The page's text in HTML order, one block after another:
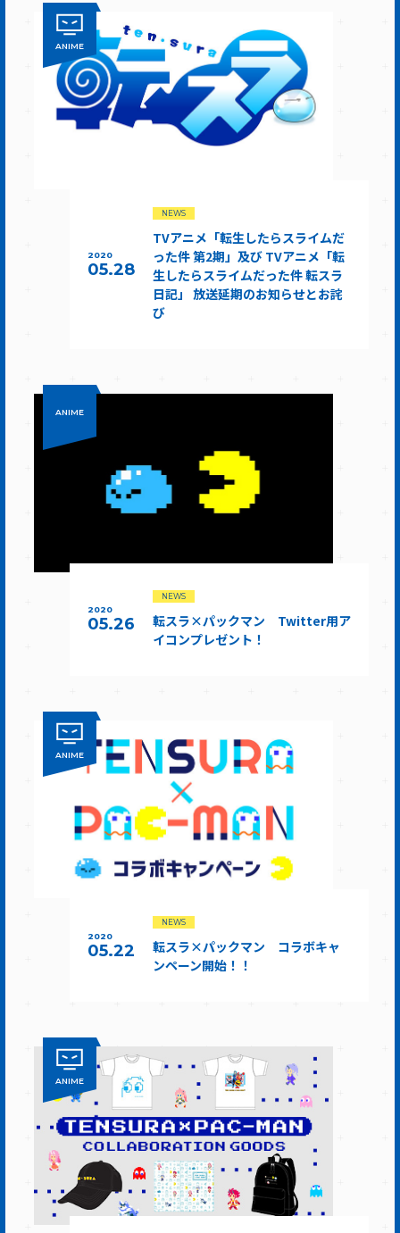
ANIME
2020
05.28
NEWS
TVアニメ「転生したらスライムだ
った件 第2期」及び TVアニメ「転
生したらスライムだった件 転スラ
日記」 放送延期のお知らせとお詫
び
ANIME
2020
05.26
NEWS
転スラ×パックマン Twitter用ア
イコンプレゼント！
ANIME
2020
05.22
NEWS
転スラ×パックマン コラボキャ
ンペーン開始！！
ANIME